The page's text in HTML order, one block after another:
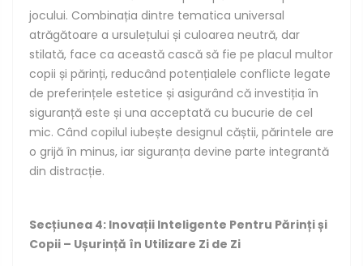
jocului. Combinația dintre tematica universal
atrăgătoare a ursulețului și culoarea neutră, dar
stilată, face ca această cască să fie pe placul multor
copii și părinți, reducând potențialele conflicte legate
de preferințele estetice și asigurând că investiția în
siguranță este și una acceptată cu bucurie de cel
mic. Când copilul iubește designul căștii, părintele are
o grijă în minus, iar siguranța devine parte integrantă
din distracție.
Secțiunea 4: Inovații Inteligente Pentru Părinți și
Copii – Ușurință în Utilizare Zi de Zi